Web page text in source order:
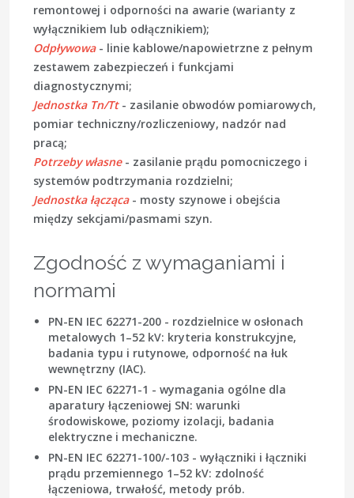
remontowej i odporności na awarie (warianty z
wyłącznikiem lub odłącznikiem);
Odpływowa- linie kablowe/napowietrzne z pełnym
zestawem zabezpieczeń i funkcjami
diagnostycznymi;
Jednostka Tn/Tt- zasilanie obwodów pomiarowych,
pomiar techniczny/rozliczeniowy, nadzór nad
pracą;
Potrzeby własne- zasilanie prądu pomocniczego i
systemów podtrzymania rozdzielni;
Jednostka łącząca- mosty szynowe i obejścia
między sekcjami/pasmami szyn.
Zgodność z wymaganiami i
normami
PN-EN IEC 62271-200- rozdzielnice w osłonach
metalowych 1–52 kV: kryteria konstrukcyjne,
badania typu i rutynowe, odporność na łuk
wewnętrzny (IAC).
PN-EN IEC 62271-1 - wymagania ogólne dla
aparatury łączeniowej SN: warunki
środowiskowe, poziomy izolacji, badania
elektryczne i mechaniczne.
PN-EN IEC 62271-100/-103- wyłączniki i łączniki
prądu przemiennego 1–52 kV: zdolność
łączeniowa, trwałość, metody prób.